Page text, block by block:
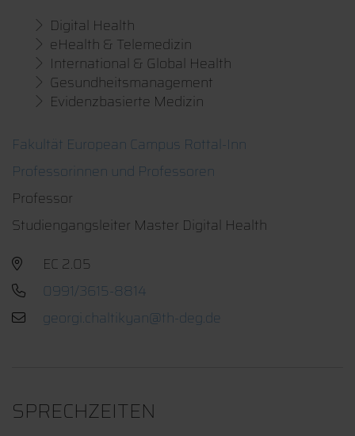
Digital Health
eHealth & Telemedizin
International & Global Health
Gesundheitsmanagement
Evidenzbasierte Medizin
Fakultät European Campus Rottal-Inn
Professorinnen und Professoren
Professor
Studiengangsleiter Master Digital Health
EC 2.05
0991/3615-8814
SPRECHZEITEN